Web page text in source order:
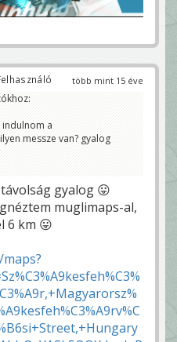
több mint 15 éve
indulnom a
messze van? gyalog
gyalog 😛
muglimaps-al,
6 km 😛